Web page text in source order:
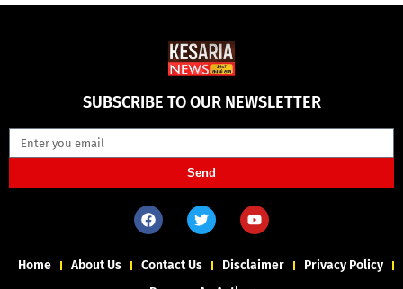
SUBSCRIBE TO OUR NEWSLETTER
Send
Home About Us Contact Us Disclaimer
Privacy Policy